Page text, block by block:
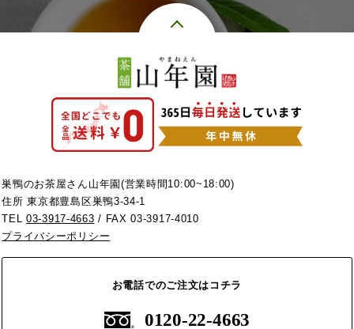
巣鴨のお茶屋さん山年園(営業時間10:00~18:00)
住所 東京都豊島区巣鴨3-34-1
TEL03-3917-4663 / FAX 03-3917-4010
プライバシーポリシー
お電話でのご注文はコチラ
0120-22-4663